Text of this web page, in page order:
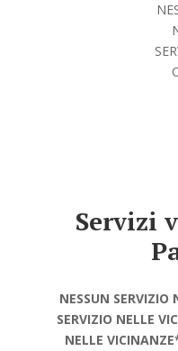
Servizi
NESSUN SERVIZIO
SERVIZIO NELLE
NELLE